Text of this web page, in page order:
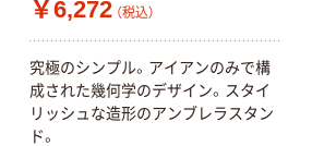
￥6,272 （税込）
究極のシンプル。アイアンのみで構
成された幾何学のデザイン。スタイ
リッシュな造形のアンブレラスタン
ド。
（税込）
クル プラス
クグローブ
アスクル セロハ
ンテープ